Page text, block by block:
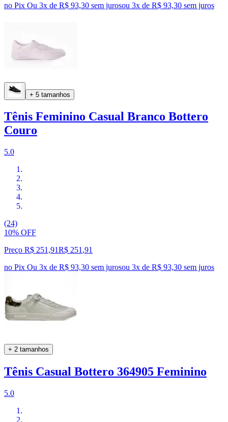
no Pix Ou 3x de R$ 93,30 sem jurosou 3x de R$ 93,30 sem juros
+ 5 tamanhos
Tênis Feminino Casual Branco Bottero
Couro
5.0
(24)
10% OFF
Preço R$ 251,91R$ 251 ,91
no Pix Ou 3x de R$ 93,30 sem jurosou 3x de R$ 93,30 sem juros
+ 2 tamanhos
Tênis Casual Bottero 364905 Feminino
5.0